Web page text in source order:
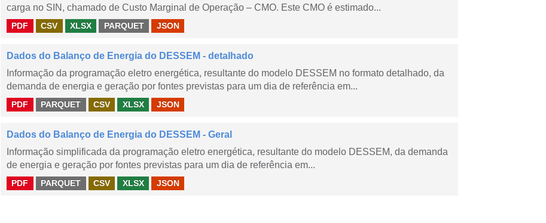
carga no SIN, chamado de Custo Marginal de Operação – CMO. Este CMO é estimado...
PDF CSV XLSX PARQUET JSON
Dados do Balanço de Energia do DESSEM - detalhado
Informação da programação eletro energética, resultante do modelo DESSEM no formato detalhado, da
demanda de energia e geração por fontes previstas para um dia de referência em...
PDF PARQUET CSV XLSX JSON
Dados do Balanço de Energia do DESSEM - Geral
Informação simplificada da programação eletro energética, resultante do modelo DESSEM, da demanda
de energia e geração por fontes previstas para um dia de referência em...
PDF PARQUET CSV XLSX JSON